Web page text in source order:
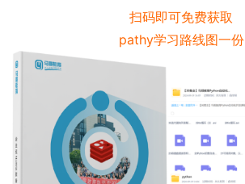
扫码即可免费获取
pathy学习路线图一份